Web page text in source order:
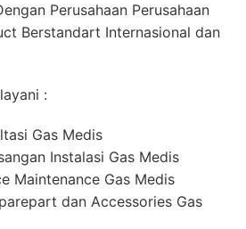
Perusahaan Perusahaan
Berstandart Internasional dan
:
Gas Medis
Instalasi Gas Medis
Maintenance Gas Medis
dan Accessories Gas